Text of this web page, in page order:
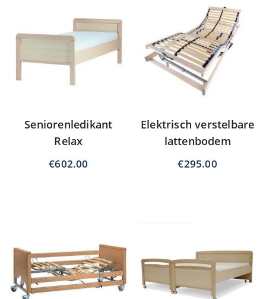
Seniorenledikant
Relax
€602.00
Elektrisch verstelbare
lattenbodem
€295.00